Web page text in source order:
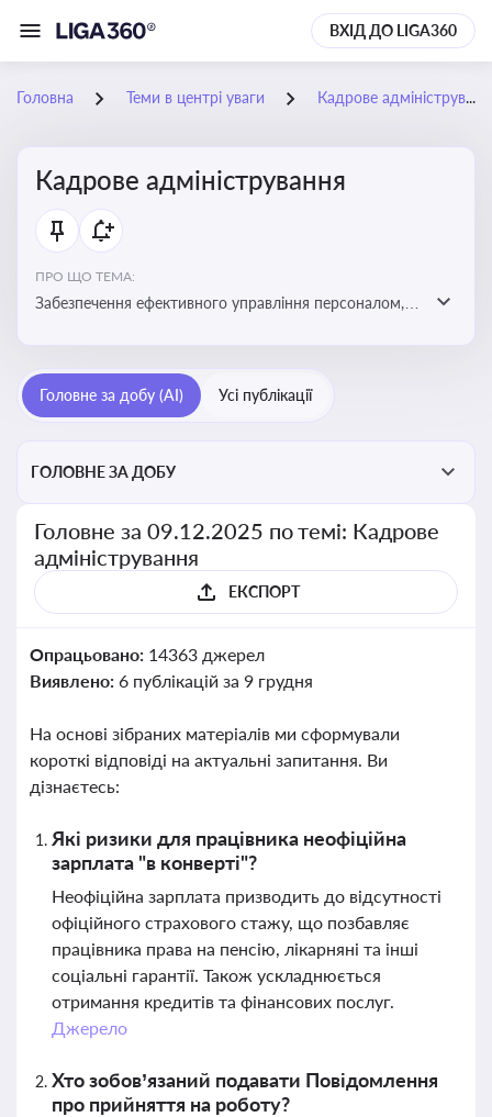
ВХІД ДО LIGA360
Головна Теми в центрі уваги Кадрове адміністрування
Кадрове адміністрування
ПРО ЩО ТЕМА:
Забезпечення ефективного управління персоналом,
Головне за добу (AI) Усі публікації
ГОЛОВНЕ ЗА ДОБУ
Головне за 09.12.2025 по темі: Кадрове
адміністрування
ЕКСПОРТ
Опрацьовано: 14363 джерел
Виявлено: 6 публікацій за 9 грудня
На основі зібраних матеріалів ми сформували
короткі відповіді на актуальні запитання. Ви
дізнаєтесь:
Які ризики для працівника неофіційна
зарплата "в конверті"?
Неофіційна зарплата призводить до відсутності
офіційного страхового стажу, що позбавляє
працівника права на пенсію, лікарняні та інші
соціальні гарантії. Також ускладнюється
отримання кредитів та фінансових послуг.
Джерело
Хто зобов’язаний подавати Повідомлення
про прийняття на роботу?